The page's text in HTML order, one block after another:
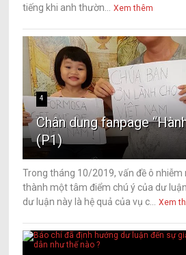
tiếng khi anh thườn...
Xem thêm
4
Chân dung fanpage
(P1)
Trong tháng 10/2019, vấn đề ô
thành một tâm điểm chú ý của dư
dư luận này là hệ quả của vụ c...
Xem